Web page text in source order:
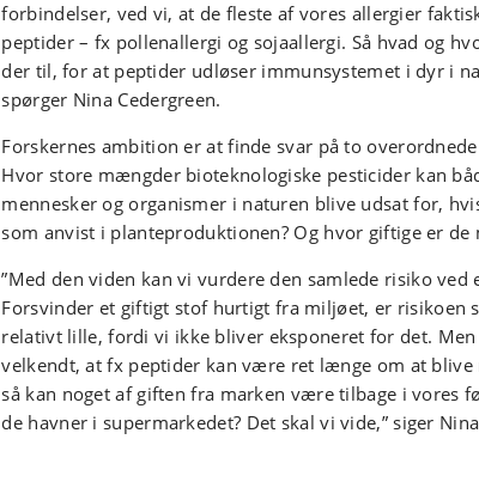
planter
det
fælder,
til
f.eks.
og
forbindelser, ved vi, at de fleste af vores allergier
peptider – fx pollenallergi og sojaallergi. Så hvad og
der til, for at peptider udløser immunsystemet i dyr i
spørger Nina Cedergreen.
Forskernes ambition er at finde svar på to
Hvor store mængder bioteknologiske pesticider kan
mennesker og organismer i naturen blive udsat for,
som anvist i planteproduktionen? Og hvor giftige er de
”Med den viden kan vi vurdere den samlede risiko ved
Forsvinder et giftigt stof hurtigt fra miljøet, er risikoen
relativt lille, fordi vi ikke bliver eksponeret for det.
velkendt, at fx peptider kan være ret længe om at blive
så kan noget af giften fra marken være tilbage i vores
de havner i supermarkedet? Det skal vi vide,” siger